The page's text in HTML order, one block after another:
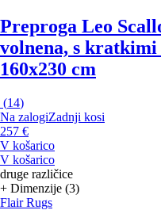
Preproga Leo
volnena, s
160x230 cm
(14)
Na zalogiZadnji kosi
257 €
V košarico
V košarico
druge različice
+ Dimenzije (3)
Flair Rugs